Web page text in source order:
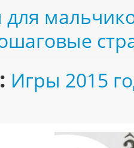
Игры 2015